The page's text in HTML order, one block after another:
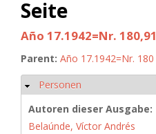
Seite
Año 17.1942=Nr. 180,91
Parent: Año 17.1942=Nr. 180
Ausblenden
Personen
Autoren dieser Ausgabe:
Belaúnde, Víctor Andrés